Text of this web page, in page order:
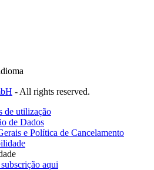
- All rights reserved.
de utilização
de Dados
e Política de Cancelamento
aqui